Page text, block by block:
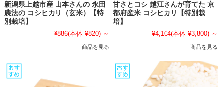
新潟県上越市産 山本さんの 永田
農法の コシヒカリ（玄米）【特
別栽培】
¥886(本体 ¥820) ～
商品を見る
甘さとコシ 越江さんが育てた 京
都府産米 コシヒカリ【特別栽
培】
¥4,104(本体 ¥3,800) ～
商品を見る